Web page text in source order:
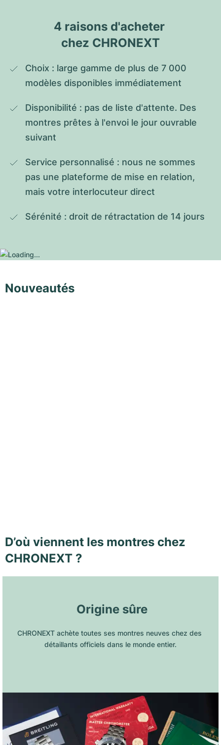
4 raisons d'acheter
chez CHRONEXT
Choix : large gamme de plus de 7 000
modèles disponibles immédiatement
Disponibilité : pas de liste d'attente. Des
montres prêtes à l'envoi le jour ouvrable
suivant
Service personnalisé : nous ne sommes
pas une plateforme de mise en relation,
mais votre interlocuteur direct
Sérénité : droit de rétractation de 14 jours
Nouveautés
D’où viennent les montres chez
CHRONEXT ?
Origine sûre
CHRONEXT achète toutes ses montres neuves chez des
détaillants officiels dans le monde entier.